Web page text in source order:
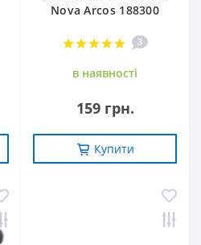
Nova Arcos 188300
3
в наявностi
159 грн.
Купити